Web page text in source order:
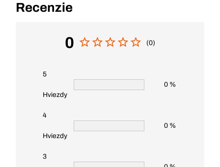
Recenzie
0 (0)
5
Hviezdy
0 %
4
Hviezdy
0 %
3